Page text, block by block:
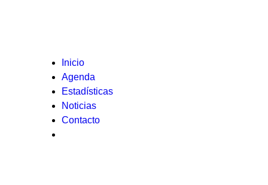
Inicio
Agenda
Estadísticas
Noticias
Contacto